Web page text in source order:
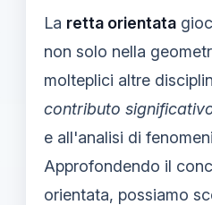
La retta orientata
non solo nella
molteplici altre
contributo
e all'analisi di
Approfondendo il
orientata, possiamo